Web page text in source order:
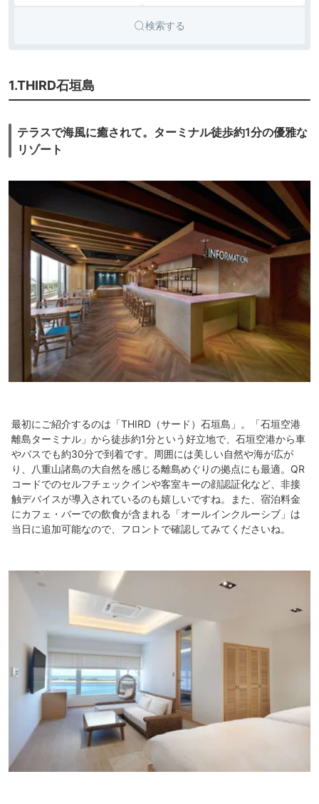
検索する
1.THIRD石垣島
テラスで海風に癒されて。ターミナル徒歩約1分の優雅な
リゾート
最初にご紹介するのは「THIRD（サード）石垣島」。「石垣空港
離島ターミナル」から徒歩約1分という好立地で、石垣空港から車
やバスでも約30分で到着です。周囲には美しい自然や海が広が
り、八重山諸島の大自然を感じる離島めぐりの拠点にも最適。QR
コードでのセルフチェックインや客室キーの顔認証化など、非接
触デバイスが導入されているのも嬉しいですね。また、宿泊料金
にカフェ・バーでの飲食が含まれる「オールインクルーシブ」は
当日に追加可能なので、フロントで確認してみてくださいね。